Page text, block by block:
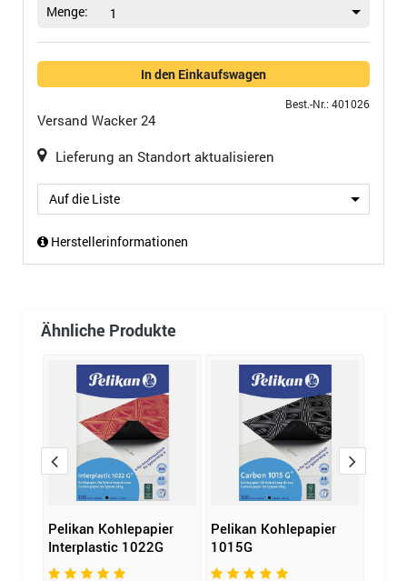
Menge: 1
In den Einkaufswagen
Best.-Nr.: 401026
Versand Wacker 24
Lieferung an Standort aktualisieren
Auf die Liste
Herstellerinformationen
Ähnliche Produkte
Pelikan Kohlepapier
Interplastic 1022G
Pelikan Kohlepapier
1015G